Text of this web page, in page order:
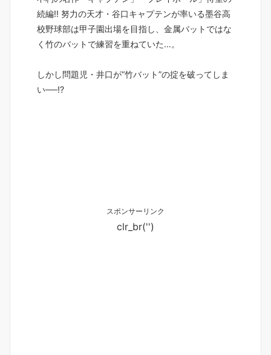
続編!! 努力の天才・谷口キャプテンが率いる墨谷高
校野球部は甲子園出場を目指し、金属バットではな
く竹のバットで練習を重ねていた…。
しかし問題児・井口が“竹バット”の掟を破ってしま
い──!?
スポンサーリンク
clr_br('')